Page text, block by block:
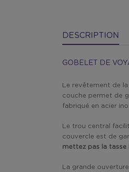
DESCRIPTION
GOBELET DE
Le revêtement de
couche permet de
fabriqué en acier
Le trou central
couvercle est de
mettez pas la tasse
La grande